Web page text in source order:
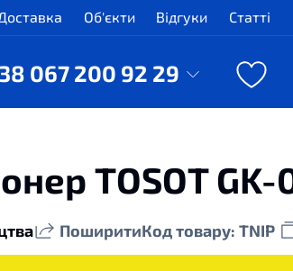
Об'єкти Відгуки Статті
067 200 92 29
TOSOT GK-
ПоширитиКод товару: TNIP